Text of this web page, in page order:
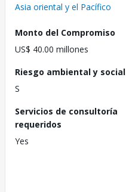
Asia oriental y el Pacífico
Monto del Compromiso
US$ 40.00 millones
Riesgo ambiental y social
S
Servicios de consultoría
requeridos
Yes